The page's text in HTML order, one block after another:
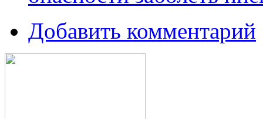
Добавить комментарий